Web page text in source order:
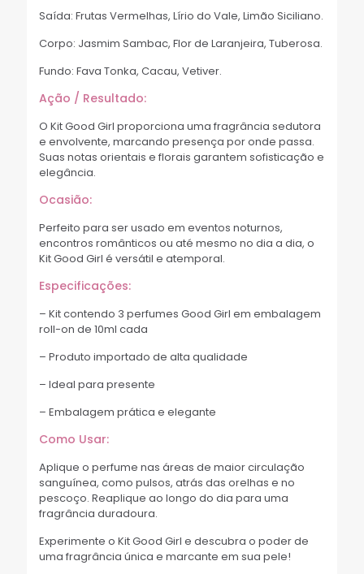
Saída: Frutas Vermelhas, Lírio do Vale, Limão Siciliano.
Corpo: Jasmim Sambac, Flor de Laranjeira, Tuberosa.
Fundo: Fava Tonka, Cacau, Vetiver.
Ação / Resultado:
O Kit Good Girl proporciona uma fragrância sedutora
e envolvente, marcando presença por onde passa.
Suas notas orientais e florais garantem sofisticação e
elegância.
Ocasião:
Perfeito para ser usado em eventos noturnos,
encontros românticos ou até mesmo no dia a dia, o
Kit Good Girl é versátil e atemporal.
Especificações:
– Kit contendo 3 perfumes Good Girl em embalagem
roll-on de 10ml cada
– Produto importado de alta qualidade
– Ideal para presente
– Embalagem prática e elegante
Como Usar:
Aplique o perfume nas áreas de maior circulação
sanguínea, como pulsos, atrás das orelhas e no
pescoço. Reaplique ao longo do dia para uma
fragrância duradoura.
Experimente o Kit Good Girl e descubra o poder de
uma fragrância única e marcante em sua pele!